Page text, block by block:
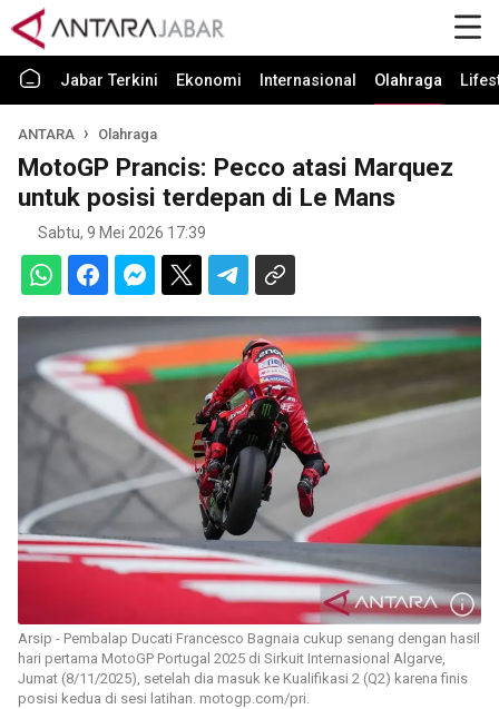
Jabar Terkini Ekonomi Internasional Olahraga
ANTARA Olahraga
MotoGP Prancis: Pecco atasi Marquez
untuk posisi terdepan di Le Mans
Sabtu, 9 Mei 2026 17:39
Arsip - Pembalap Ducati Francesco Bagnaia cukup senang dengan hasil
hari pertama MotoGP Portugal 2025 di Sirkuit Internasional Algarve,
Jumat (8/11/2025), setelah dia masuk ke Kualifikasi 2 (Q2) karena finis
posisi kedua di sesi latihan. motogp.com/pri.